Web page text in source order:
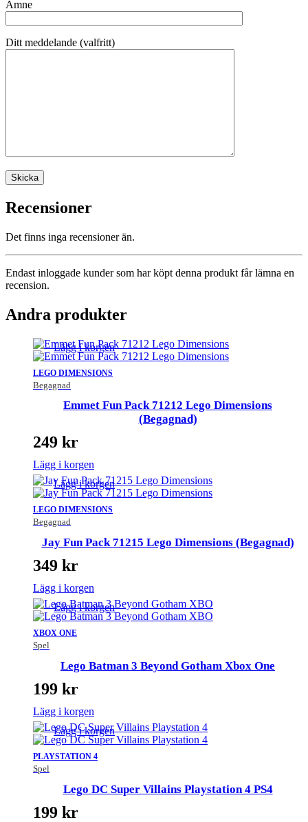
Ämne
Ditt meddelande (valfritt)
Recensioner
Det finns inga recensioner än.
Endast inloggade kunder som har köpt denna produkt får lämna en
recension.
Andra produkter
LEGO DIMENSIONS
Begagnad
Lägg i korgen
Emmet Fun Pack 71212 Lego Dimensions
(Begagnad)
249 kr
Lägg i korgen
LEGO DIMENSIONS
Begagnad
Lägg i korgen
Jay Fun Pack 71215 Lego Dimensions (Begagnad)
349 kr
Lägg i korgen
XBOX ONE
Spel
Lägg i korgen
Lego Batman 3 Beyond Gotham Xbox One
199 kr
Lägg i korgen
PLAYSTATION 4
Spel
Lägg i korgen
Lego DC Super Villains Playstation 4 PS4
199 kr